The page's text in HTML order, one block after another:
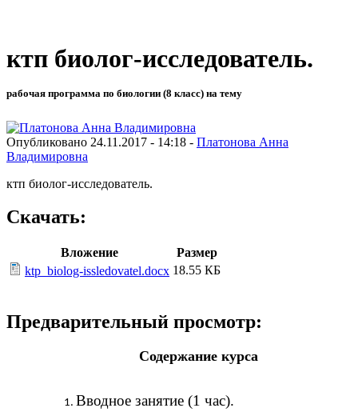
ктп биолог-исследователь.
рабочая программа по биологии (8 класс) на тему
Опубликовано 24.11.2017 - 14:18 - Платонова Анна
Владимировна
ктп биолог-исследователь.
Скачать:
Вложение
Размер
ktp_biolog-issledovatel.docx 18.55 КБ
Предварительный просмотр:
Содержание курса
Вводное занятие (1 час).